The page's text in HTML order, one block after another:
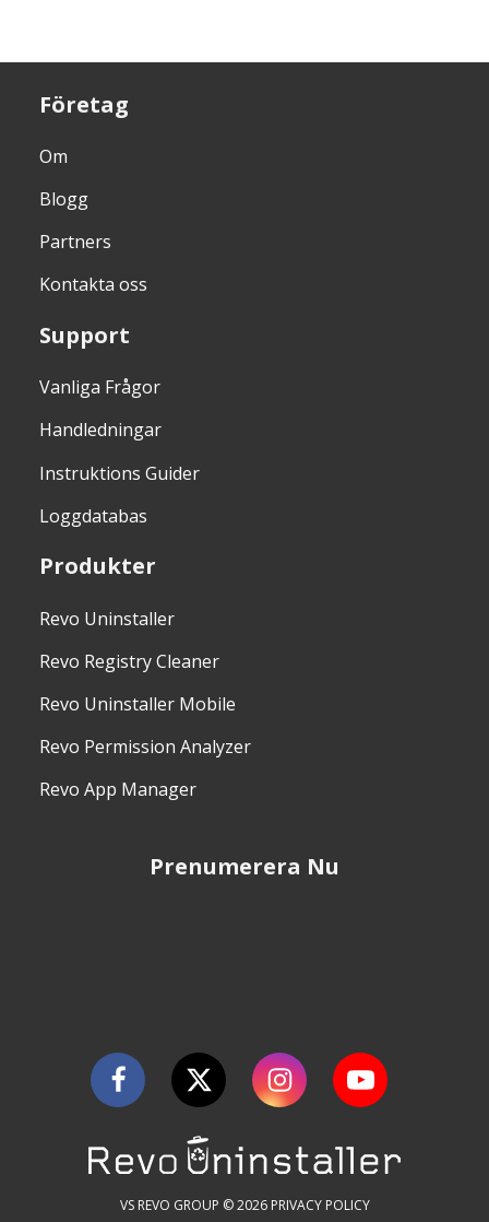
Företag
Om
Blogg
Partners
Kontakta oss
Support
Vanliga Frågor
Handledningar
Instruktions Guider
Loggdatabas
Produkter
Revo Uninstaller
Revo Registry Cleaner
Revo Uninstaller Mobile
Revo Permission Analyzer
Revo App Manager
Prenumerera Nu
VS REVO GROUP © 2026 PRIVACY POLICY